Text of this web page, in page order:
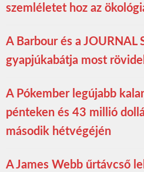
szemléletet hoz az
A Barbour és a JOURNAL
gyapjúkabátja most
A Pókember legújabb
pénteken és 43 millió
második hétvégéjén
A James Webb űrtávcső